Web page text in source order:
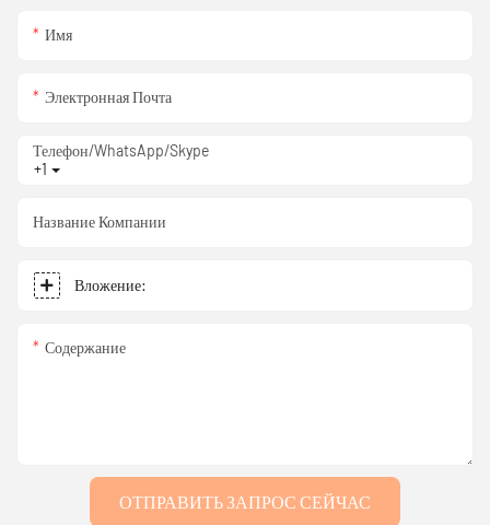
Имя
Электронная Почта
+1
Телефон/WhatsApp/Skype
Название Компании
Вложение:
Содержание
ОТПРАВИТЬ ЗАПРОС СЕЙЧАС